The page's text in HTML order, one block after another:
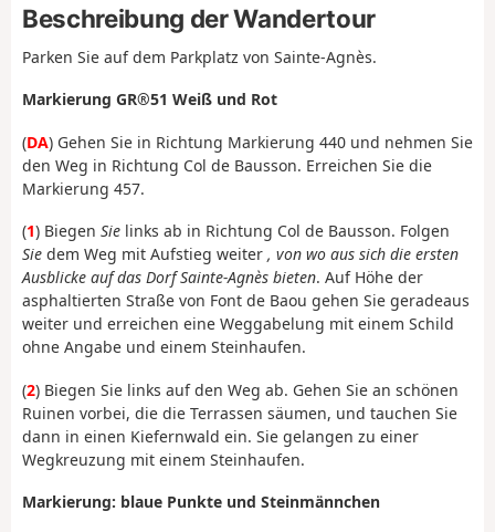
Beschreibung der Wandertour
Parken Sie auf dem Parkplatz von Sainte-Agnès.
Markierung GR®51 Weiß und Rot
(DA) Gehen Sie in Richtung Markierung 440 und nehmen Sie
den Weg in Richtung Col de Bausson. Erreichen Sie die
Markierung 457.
(1) Biegen Sie links ab in Richtung Col de Bausson. Folgen
Sie dem Weg mit Aufstieg weiter , von wo aus sich die ersten
Ausblicke auf das Dorf Sainte-Agnès bieten. Auf Höhe der
asphaltierten Straße von Font de Baou gehen Sie geradeaus
weiter und erreichen eine Weggabelung mit einem Schild
ohne Angabe und einem Steinhaufen.
(2) Biegen Sie links auf den Weg ab. Gehen Sie an schönen
Ruinen vorbei, die die Terrassen säumen, und tauchen Sie
dann in einen Kiefernwald ein. Sie gelangen zu einer
Wegkreuzung mit einem Steinhaufen.
Markierung: blaue Punkte und Steinmännchen